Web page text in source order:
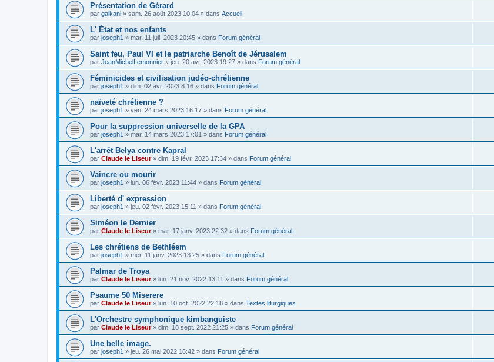
Présentation de Gérard
par galkani » sam. 26 août 2023 10:04 » dans Accueil
L' État et nos enfants
par joseph1 » mar. 11 juil. 2023 20:45 » dans Forum général
Saint feu, Paul VI et le patriarche Benoît de Jérusalem
par JeanMichelLemonnier » jeu. 20 avr. 2023 19:27 » dans Forum général
Féminicides et civilisation judéo-chrétienne
par joseph1 » dim. 02 avr. 2023 8:16 » dans Forum général
naïveté chrétienne ?
par joseph1 » ven. 24 mars 2023 16:17 » dans Forum général
Pour la suppression universelle de la GPA
par joseph1 » mar. 14 mars 2023 17:01 » dans Forum général
L'arrêt Belya contre Kapral
par Claude le Liseur» dim. 19 févr. 2023 17:34 » dans Forum général
Vaincre ou mourir
par joseph1 » lun. 06 févr. 2023 11:44 » dans Forum général
Liberté d' expression
par joseph1 » jeu. 02 févr. 2023 15:11 » dans Forum général
Siméon le Dernier
par Claude le Liseur» mar. 17 janv. 2023 22:32 » dans Forum général
Les chrétiens de Bethléem
par joseph1 » mer. 11 janv. 2023 13:25 » dans Forum général
Palmar de Troya
par Claude le Liseur» lun. 21 nov. 2022 13:11 » dans Forum général
Psaume 50 Miserere
par Claude le Liseur» lun. 10 oct. 2022 22:18 » dans Textes liturgiques
L'Orchestre symphonique kimbanguiste
par Claude le Liseur» dim. 18 sept. 2022 21:25 » dans Forum général
Une belle image.
par joseph1 » jeu. 26 mai 2022 16:42 » dans Forum général